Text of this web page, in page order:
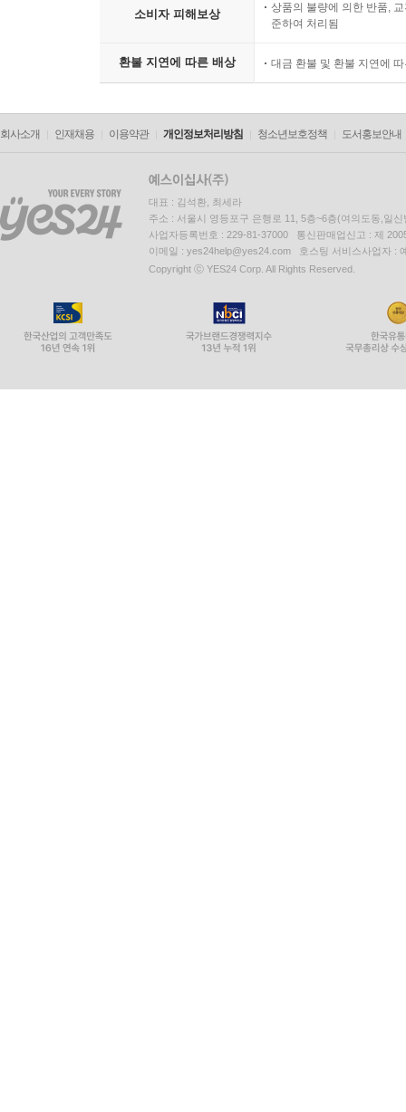
소비자 피해보상
상품의 불량에 의한 반품,
준하여 처리됨
환불 지연에 따른 배상 대금 환불 및 환불 지연에
회사소개 인재채용 이용약관 개인정보처리방침 청소년보호정책 도서홍보안내
대표 : 김석환, 최세라
주소 : 서울시 영등포구 은행로 11, 5층~6층(여의도동,일신
사업자등록번호 : 229-81-37000 통신판매업신고 : 제
이메일 : yes24help@yes24.com 호스팅 서비스사업자 :
Copyright ⓒ YES24 Corp. All Rights Reserved.